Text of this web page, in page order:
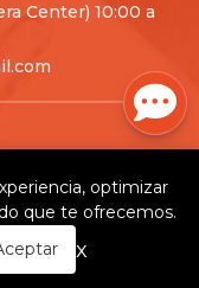
Center) 10:00 a
optimizar
que te ofrecemos.
x